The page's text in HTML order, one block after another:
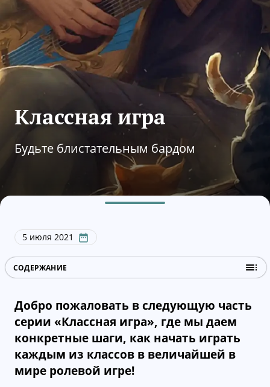
Классная игра
Будьте блистательным бардом
5 июля 2021
СОДЕРЖАНИЕ
Добро пожаловать в следующую часть
серии «Классная игра», где мы даем
конкретные шаги, как начать играть
каждым из классов в величайшей в
мире ролевой игре!